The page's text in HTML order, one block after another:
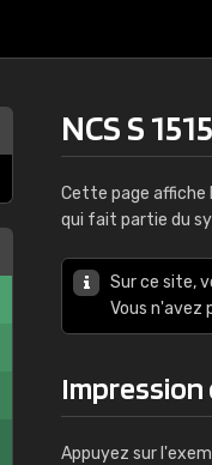
NCS S
Cette page affiche
qui fait partie du
Sur ce site,
Vous n'avez
Impression
Appuyez sur